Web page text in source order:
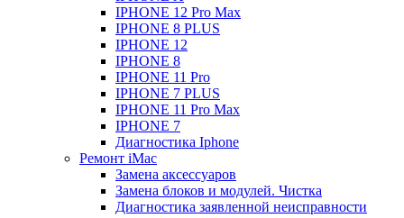
IPHONE 12 Pro Max
IPHONE 8 PLUS
IPHONE 12
IPHONE 8
IPHONE 11 Pro
IPHONE 7 PLUS
IPHONE 11 Pro Max
IPHONE 7
Диагностика Iphone
Ремонт iMac
Замена аксессуаров
Замена блоков и модулей. Чистка
Диагностика заявленной неисправности